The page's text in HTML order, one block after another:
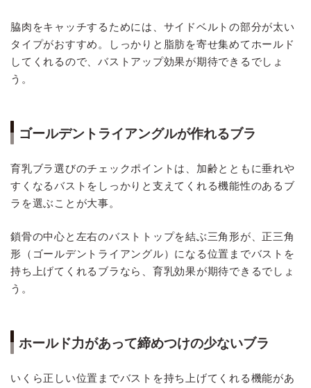
脇肉をキャッチするためには、サイドベルトの部分が太い
タイプがおすすめ。しっかりと脂肪を寄せ集めてホールド
してくれるので、バストアップ効果が期待できるでしょ
う。
ゴールデントライアングルが作れるブラ
育乳ブラ選びのチェックポイントは、加齢とともに垂れや
すくなるバストをしっかりと支えてくれる機能性のあるブ
ラを選ぶことが大事。
鎖骨の中心と左右のバストトップを結ぶ三角形が、正三角
形（ゴールデントライアングル）になる位置までバストを
持ち上げてくれるブラなら、育乳効果が期待できるでしょ
う。
ホールド力があって締めつけの少ないブラ
いくら正しい位置までバストを持ち上げてくれる機能があ